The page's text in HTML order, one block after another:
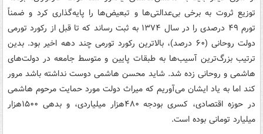
توزیع ثروت به برخی بی‌عدالتی‌ها و تبعیض‌ها را پایه‌گذاری کرد و ضمناً
تورم ۴۹ درصدی را در سال ۱۳۷۴ به ثبت رساند که تا قبل از رکورد تورمی
دولت روحانی (۶۰ درصد)، بالاترین رکورد تورمی چند دهه اخیر بود. بدین
ترتیب بزرگ‌ترین آسیب‌ها به طبقات پایین و متوسط جامعه در دولت‌های
‌هاشمی و روحانی زده شد. شاید محسن ‌هاشمی دوست نداشته باشد مرور
کند اما به یاد ایشان می‌آوریم که میراث دولت مورد حمایت مرحوم ‌هاشمی
در حوزه اقتصادی، کسری بودجه ۴۸۰هزار میلیاردی، و بدهی ۱۵۰۰هزار
میلیارد تومانی بوده است.